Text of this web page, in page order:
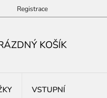
Registrace
KOŠÍK
VSTUPNÍ ROHOŽE